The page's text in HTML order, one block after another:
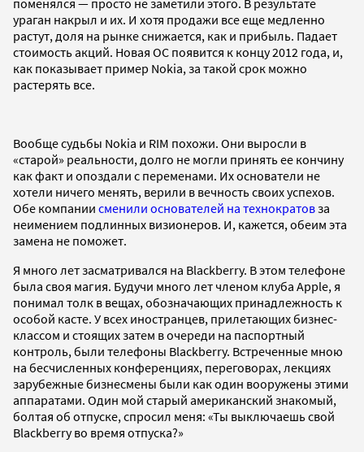
ураган накрыл и их. И хотя продажи все еще медленно
растут, доля на рынке снижается, как и прибыль. Падает
стоимость акций. Новая ОС появится к концу 2012 года, и,
как показывает пример Nokia, за такой срок можно
растерять все.
Вообще судьбы Nokia и RIM похожи. Они выросли в
«старой» реальности, долго не могли принять ее кончину
как факт и опоздали с переменами. Их основатели не
хотели ничего менять, верили в вечность своих успехов.
Обе компании сменили основателей на технократовза
неимением подлинных визионеров. И, кажется, обеим эта
замена не поможет.
Я много лет засматривался на Blackberry. В этом телефоне
была своя магия. Будучи много лет членом клуба Apple, я
понимал толк в вещах, обозначающих принадлежность к
особой касте. У всех иностранцев, прилетающих бизнес-
классом и стоящих затем в очереди на паспортный
контроль, были телефоны Blackberry. Встреченные мною
на бесчисленных конференциях, переговорах, лекциях
зарубежные бизнесмены были как один вооружены этими
аппаратами. Один мой старый американский знакомый,
болтая об отпуске, спросил меня: «Ты выключаешь свой
Blackberry во время отпуска?»